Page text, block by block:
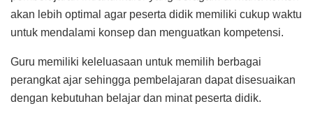
akan lebih optimal agar peserta didik memiliki cukup waktu
untuk mendalami konsep dan menguatkan kompetensi.
Guru memiliki keleluasaan untuk memilih berbagai
perangkat ajar sehingga pembelajaran dapat disesuaikan
dengan kebutuhan belajar dan minat peserta didik.